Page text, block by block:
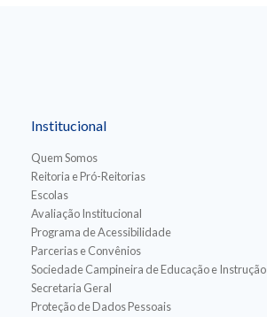
Institucional
Quem Somos
Reitoria e Pró-Reitorias
Escolas
Avaliação Institucional
Programa de Acessibilidade
Parcerias e Convênios
Sociedade Campineira de Educação e Instrução
Secretaria Geral
Proteção de Dados Pessoais